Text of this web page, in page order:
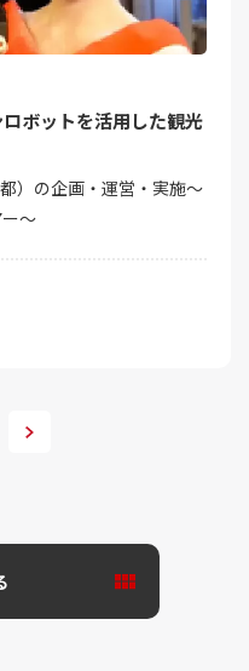
ボットを活用した観光
）の企画・運営・実施～
～